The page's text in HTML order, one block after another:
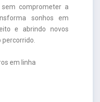
comprometer a
sonhos em
e abrindo novos
em linha